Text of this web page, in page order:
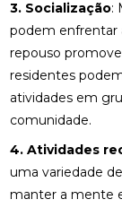
3. Socialização:
podem enfrentar
repouso
residentes
atividades em
comunidade.
4. Atividades
uma variedade
manter a mente